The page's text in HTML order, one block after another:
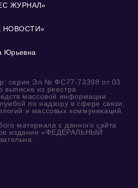
ЖУРНАЛ»
НОВОСТИ»
Юрьевна
серия Эл № ФС77-73398 от 03
выписке из реестра
массовой информации
по надзору в сфере связи,
и массовых коммуникаций.
материала с данного сайта
издание «ФЕДЕРАЛЬНЫЙ